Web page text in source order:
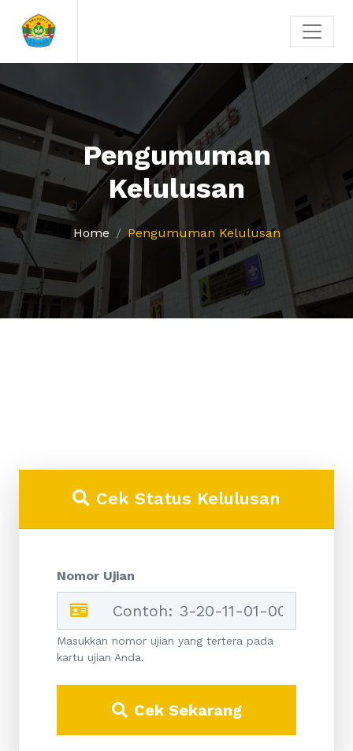
Pengumuman
Kelulusan
Home Pengumuman Kelulusan
Cek Status Kelulusan
Nomor Ujian
Masukkan nomor ujian yang tertera pada
kartu ujian Anda.
Cek Sekarang